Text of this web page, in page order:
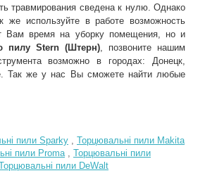
травмирования сведена к нулю. Однако
же используйте в работе возможность
Вам время на уборку помещения, но и
пилу Stern (Штерн), позвоните нашим
возможно в городах: Донецк,
Так же у нас Вы сможете найти любые
пили Sparky , Торцювальні пили Makita
пили Proma, Торцювальні пили
пили DeWalt